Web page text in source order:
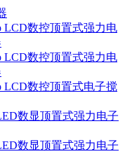
LCD数控顶置式强力电
LCD数控顶置式强力电
LCD数控顶置式电子搅
数显顶置式强力电子
数显顶置式强力电子